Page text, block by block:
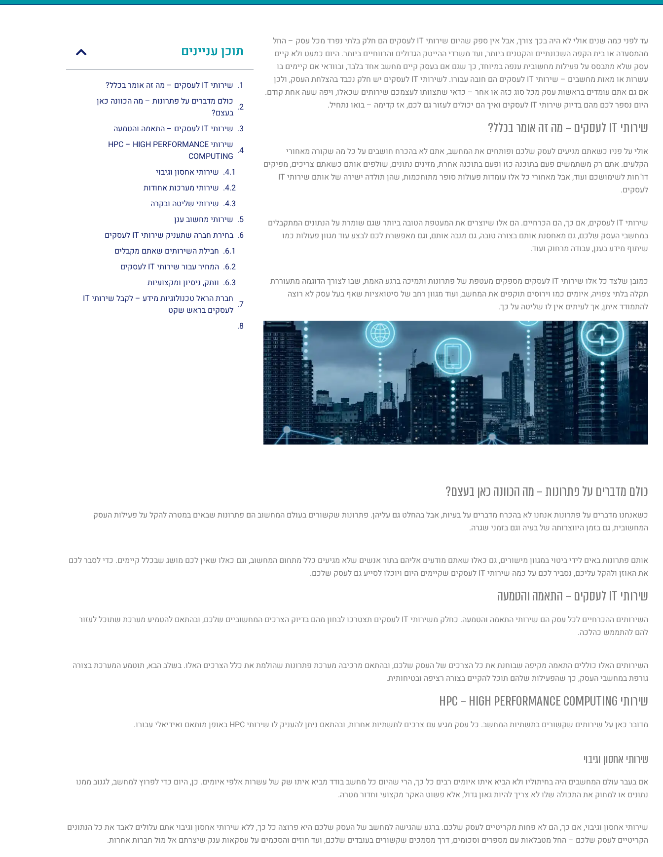
עד לפני כמה שנים אולי לא היה בכך צורך, אבל אין ספק שהיום שירותי IT לעסקים הם חלק בלתי נפרד מכל עסק – החל
מהמסעדה או בית הקפה השכונתיים והקטנים ביותר, ועד משרדי ההייטק הגדולים והרווחיים ביותר. היום כמעט ולא קיים
עסק שלא מתבסס על פעילות מחשובית ענפה במיוחד, כך שגם אם בעסק קיים מחשב אחד בלבד, ובוודאי אם קיימים בו
עשרות או מאות מחשבים – שירותי IT לעסקים הם חובה עבורו. לשירותי IT לעסקים יש חלק נכבד בהצלחת העסק, ולכן
אם גם אתם עומדים בראשות עסק מכל סוג כזה או אחר – כדאי שתצוותו לעצמכם שירותים שכאלו, ויפה שעה אחת קודם.
היום נספר לכם מהם בדיוק שירותי IT לעסקים ואיך הם יכולים לעזור גם לכם, אז קדימה – בואו נתחיל.
שירותי IT לעסקים – מה זה אומר בכלל?
אולי על פניו כשאתם מגיעים לעסק שלכם ופותחים את המחשב, אתם לא בהכרח חושבים על כל מה שקורה מאחורי
הקלעים. אתם רק משתמשים פעם בתוכנה כזו ופעם בתוכנה אחרת, מזינים נתונים, שולפים אותם כשאתם צריכים, מפיקים
דו"חות לשימושכם ועוד, אבל מאחורי כל אלו עומדות פעולות סופר מתוחכמות, שהן תולדה ישירה של אותם שירותי IT
לעסקים.
שירותי IT לעסקים, אם כך, הם הכרחיים. הם אלו שיוצרים את המעטפת הטובה ביותר שגם שומרת על הנתונים המתקבלים
במחשבי העסק שלכם, גם מאחסנת אותם בצורה טובה, גם מגבה אותם, וגם מאפשרת לכם לבצע עוד מגוון פעולות כמו
שיתוף מידע בענן, עבודה מרחוק ועוד.
כמובן שלצד כל אלו שירותי IT לעסקים מספקים מעטפת של פתרונות ותמיכה ברגע האמת, שבו לצורך הדוגמה מתעוררת
תקלה בלתי צפויה, איומים כמו וירוסים תוקפים את המחשב, ועוד מגוון רחב של סיטואציות שאף בעל עסק לא רוצה
להתמודד איתן, אך לעיתים אין לו שליטה על כך.
תוכן עניינים
שירותי IT לעסקים – מה זה אומר בכלל?
כולם מדברים על פתרונות – מה הכוונה כאן
בעצם?
שירותי IT לעסקים – התאמה והטמעה
שירותי HPC – HIGH PERFORMANCE
COMPUTING
שירותי אחסון וגיבוי
שירותי מערכות אחודות
שירותי שליטה ובקרה
שירותי מחשוב ענן
בחירת חברה שתעניק שירותי IT לעסקים
חבילת השירותים שאתם מקבלים
המחיר עבור שירותי IT לעסקים
וותק, ניסיון ומקצועיות
חברת הראל טכנולוגיות מידע – לקבל שירותי IT
לעסקים בראש שקט
כולם מדברים על פתרונות – מה הכוונה כאן בעצם?
כשאנחנו מדברים על פתרונות אנחנו לא בהכרח מדברים על בעיות, אבל בהחלט גם עליהן. פתרונות שקשורים בעולם המחשוב הם פתרונות שבאים במטרה להקל על פעילות העסק
המחשובית, גם בזמן היווצרותה של בעיה וגם בזמני שגרה.
אותם פתרונות באים לידי ביטוי במגוון מישורים, גם כאלו שאתם מודעים אליהם בתור אנשים שלא מגיעים כלל מתחום המחשוב, וגם כאלו שאין לכם מושג שבכלל קיימים. כדי לסבר לכם
את האוזן ולהקל עליכם, נסביר לכם על כמה שירותי IT לעסקים שקיימים היום ויוכלו לסייע גם לעסק שלכם.
שירותי IT לעסקים – התאמה והטמעה
השירותים ההכרחיים לכל עסק הם שירותי התאמה והטמעה. כחלק משירותי IT לעסקים תצטרכו לבחון מהם בדיוק הצרכים המחשוביים שלכם, ובהתאם להטמיע מערכת שתוכל לעזור
להם להתממש כהלכה.
השירותים האלו כוללים התאמה מקיפה שבוחנת את כל הצרכים של העסק שלכם, ובהתאם מרכיבה מערכת פתרונות שהולמת את כלל הצרכים האלו. בשלב הבא, תוטמע המערכת בצורה
גורפת במחשבי העסק, כך שהפעילות שלהם תוכל להקיים בצורה רציפה ובטיחותית.
שירותי HPC – HIGH PERFORMANCE COMPUTING
מדובר כאן על שירותים שקשורים בתשתיות המחשב. כל עסק מגיע עם צרכים לתשתיות אחרות, ובהתאם ניתן להעניק לו שירותי HPC באופן מותאם ואידיאלי עבורו.
שירותי אחסון וגיבוי
אם בעבר עולם המחשבים היה בחיתוליו ולא הביא איתו איומים רבים כל כך, הרי שהיום כל מחשב בודד מביא איתו שק של עשרות אלפי איומים. כן, היום כדי לפרוץ למחשב, לגנוב ממנו
נתונים או למחוק את התכולה שלו לא צריך להיות גאון גדול, אלא פשוט האקר מקצועי וחדור מטרה.
שירותי אחסון וגיבוי, אם כך, הם לא פחות מקריטיים לעסק שלכם. ברגע שהגישה למחשב של העסק שלכם היא פרוצה כל כך, ללא שירותי אחסון וגיבוי אתם עלולים לאבד את כל הנתונים
הקריטיים לעסק שלכם – החל מטבלאות עם מספרים וסכומים, דרך מסמכים שקשורים בעובדים שלכם, ועד חוזים והסכמים על עסקאות ענק שיצרתם אל מול חברות אחרות.